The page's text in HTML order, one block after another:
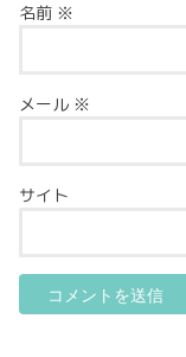
名前 ※
メール ※
サイト